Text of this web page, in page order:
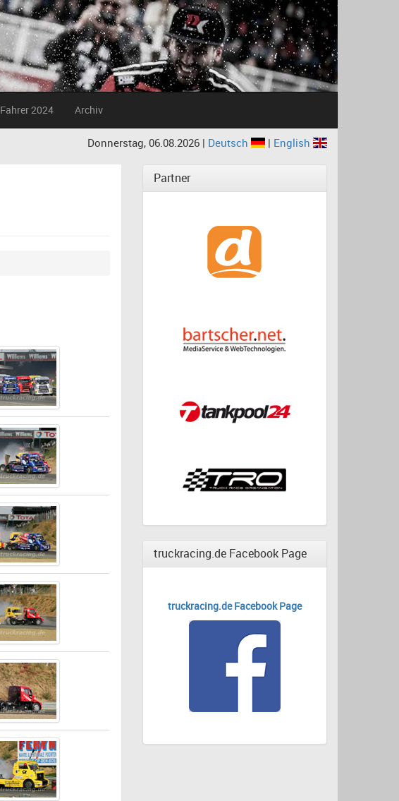
Fahrer 2024 Archiv
Donnerstag, 06.08.2026 | Deutsch | English
Partner
truckracing.de Facebook Page
truckracing.de Facebook Page